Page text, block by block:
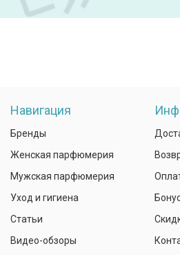
Навигация
Бренды
Женская парфюмерия
Мужская парфюмерия
Уход и гигиена
Статьи
Видео-обзоры